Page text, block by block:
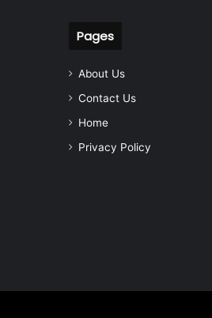
Pages
About Us
Contact Us
Home
Privacy Policy